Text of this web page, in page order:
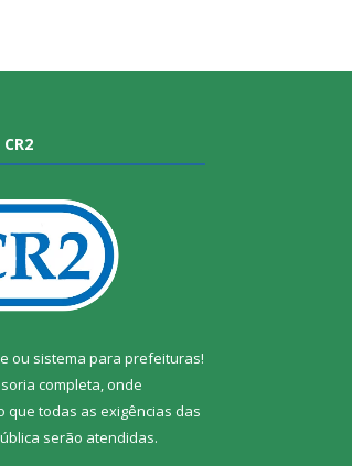
ou sistema para prefeituras!
completa, onde
que todas as exigências das
serão atendidas.